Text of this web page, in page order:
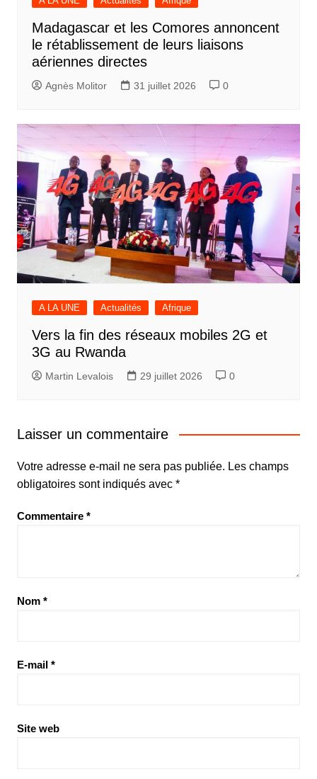
Madagascar et les Comores annoncent
le rétablissement de leurs liaisons
aériennes directes
Agnès Molitor 31 juillet 2026 0
A LA UNE Actualités Afrique
Vers la fin des réseaux mobiles 2G et
3G au Rwanda
Martin Levalois 29 juillet 2026 0
Laisser un commentaire
Votre adresse e-mail ne sera pas publiée. Les champs
obligatoires sont indiqués avec *
Commentaire *
Nom *
E-mail *
Site web